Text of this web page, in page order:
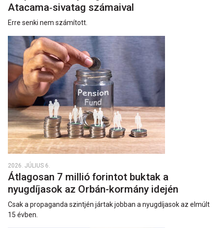
Atacama‑sivatag számaival
Erre senki nem számított.
2026. JÚLIUS 6.
Átlagosan 7 millió forintot buktak a
nyugdíjasok az Orbán-kormány idején
Csak a propaganda szintjén jártak jobban a nyugdíjasok az elmúlt
15 évben.